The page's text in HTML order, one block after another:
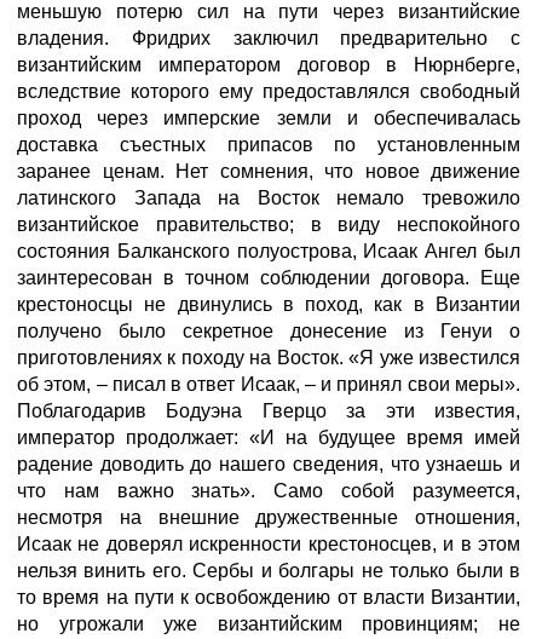
меньшую потерю сил на пути через византийские
владения. Фридрих заключил предварительно с
византийским императором договор в Нюрнберге,
вследствие которого ему предоставлялся свободный
проход через имперские земли и обеспечивалась
доставка съестных припасов по установленным
заранее ценам. Нет сомнения, что новое движение
латинского Запада на Восток немало тревожило
византийское правительство; в виду неспокойного
состояния Балканского полуострова, Исаак Ангел был
заинтересован в точном соблюдении договора. Еще
крестоносцы не двинулись в поход, как в Византии
получено было секретное донесение из Генуи о
приготовлениях к походу на Восток. «Я уже известился
об этом, – писал в ответ Исаак, – и принял свои меры».
Поблагодарив Бодуэна Гверцо за эти известия,
император продолжает: «И на будущее время имей
радение доводить до нашего сведения, что узнаешь и
что нам важно знать». Само собой разумеется,
несмотря на внешние дружественные отношения,
Исаак не доверял искренности крестоносцев, и в этом
нельзя винить его. Сербы и болгары не только были в
то время на пути к освобождению от власти Византии,
но угрожали уже византийским провинциям; не